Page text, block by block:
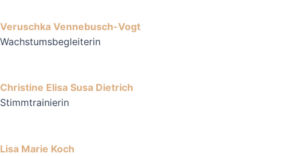
Veruschka Vennebusch-Vogt
Wachstumsbegleiterin
Christine Elisa Susa Dietrich
Stimmtrainierin
Lisa Marie Koch